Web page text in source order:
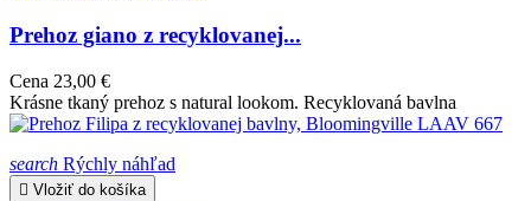
Prehoz giano z recyklovanej...
Cena 23,00 €
Krásne tkaný prehoz s natural lookom. Recyklovaná bavlna
search Rýchly náhľad
 Vložiť do košíka